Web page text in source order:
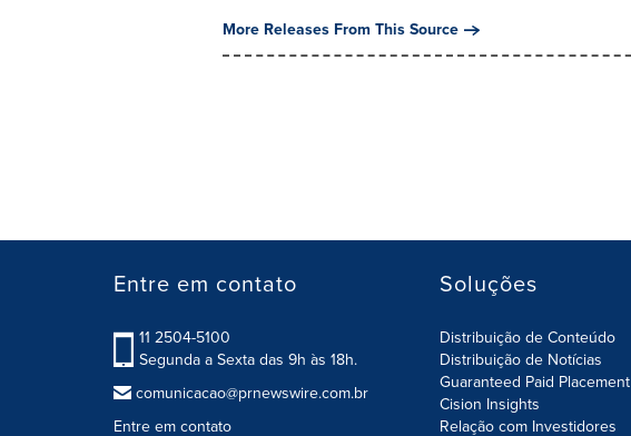
More Releases From This Source
Entre em contato
11 2504-5100
Segunda a Sexta das 9h às 18h.
comunicacao@prnewswire.com.br
Entre em contato
Soluções
Distribuição de Conteúdo
Distribuição de Notícias
Guaranteed Paid Placement
Cision Insights
Relação com Investidores